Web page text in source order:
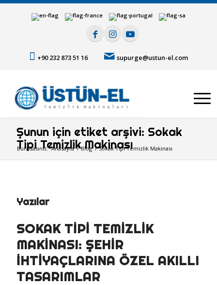
+90 232 873 51 16 supurge@ustun-el.com
Şunun için etiket arşivi: Sokak
Tipi Temizlik Makinası
Buradasınız: Anasayfa / Blog / Sokak Tipi Temizlik Makinası
Yazılar
SOKAK TIPI TEMIZLIK
MAKINASI: ŞEHIR
İHTIYAÇLARINA ÖZEL AKILLI
TASARIMLAR